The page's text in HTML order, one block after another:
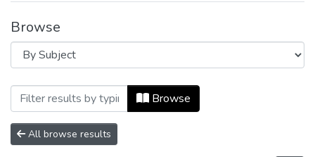
Browse
Browsing Mundo Asia Pacífico, Vol. 11,
Browse
All browse results